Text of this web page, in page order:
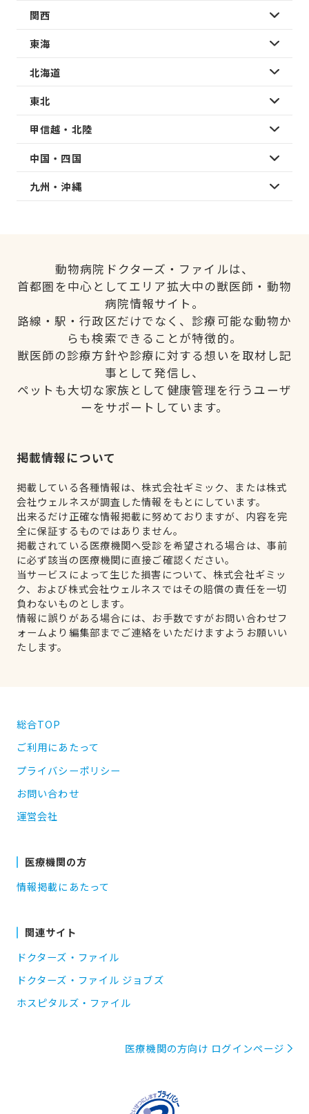
関西
東海
北海道
東北
甲信越・北陸
中国・四国
九州・沖縄
動物病院ドクターズ・ファイルは、
首都圏を中心としてエリア拡大中の獣医師・動物
病院情報サイト。
路線・駅・行政区だけでなく、診療可能な動物か
らも検索できることが特徴的。
獣医師の診療方針や診療に対する想いを取材し記
事として発信し、
ペットも大切な家族として健康管理を行うユーザ
ーをサポートしています。
掲載情報について
掲載している各種情報は、株式会社ギミック、または株式
会社ウェルネスが調査した情報をもとにしています。
出来るだけ正確な情報掲載に努めておりますが、内容を完
全に保証するものではありません。
掲載されている医療機関へ受診を希望される場合は、事前
に必ず該当の医療機関に直接ご確認ください。
当サービスによって生じた損害について、株式会社ギミッ
ク、および株式会社ウェルネスではその賠償の責任を一切
負わないものとします。
情報に誤りがある場合には、お手数ですがお問い合わせフ
ォームより編集部までご連絡をいただけますようお願いい
たします。
総合TOP
ご利用にあたって
プライバシーポリシー
お問い合わせ
運営会社
医療機関の方
情報掲載にあたって
関連サイト
ドクターズ・ファイル
ドクターズ・ファイル ジョブズ
ホスピタルズ・ファイル
医療機関の方向け ログインページ